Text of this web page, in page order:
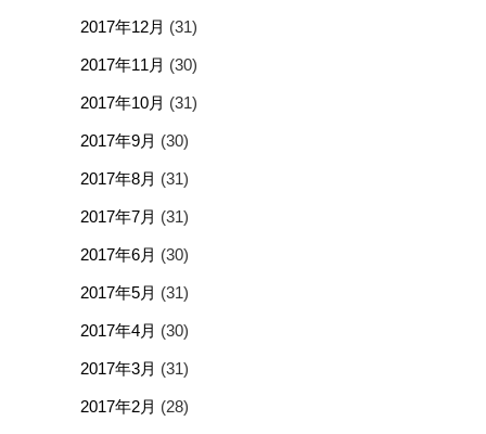
2017年12月 (31)
2017年11月 (30)
2017年10月 (31)
2017年9月 (30)
2017年8月 (31)
2017年7月 (31)
2017年6月 (30)
2017年5月 (31)
2017年4月 (30)
2017年3月 (31)
2017年2月 (28)